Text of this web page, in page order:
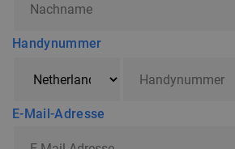
Handynummer
E-Mail-Adresse